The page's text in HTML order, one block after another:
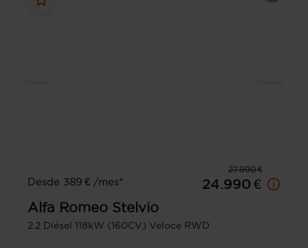
27.990 €
Desde 389 € /mes*
24.990 €
Alfa Romeo Stelvio
2.2 Diésel 118kW (160CV) Veloce RWD